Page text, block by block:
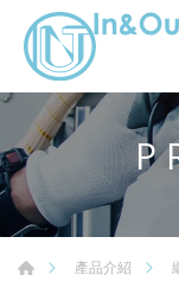
產品介紹